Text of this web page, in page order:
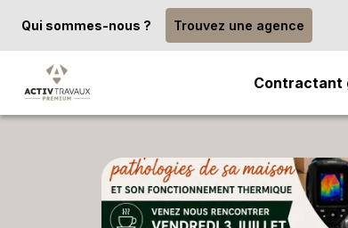
Qui sommes-nous ? Trouvez une agence
Contractant